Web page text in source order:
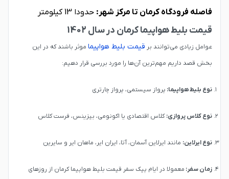
فاصله فرودگاه کرمان تا مرکز شهر: حدودا 13 کیلومتر
قیمت بلیط هواپیما کرمان در سال 1402
عوامل زیادی می‌توانند بر قیمت بلیط هواپیما موثر باشند که در این
بخش قصد داریم مهم‌ترین آن‌ها را مورد بررسی قرار دهیم:
نوع بلیط هواپیما: پرواز سیستمی، پرواز چارتری
نوع کلاس پروازی:کلاس اقتصادی یا اکونومی، بیزینس، فرست کلاس
نوع ایرلاین: مانند ایرلاین آسمان، آتا، ایران ایر، ماهان ایر و سایرین
زمان سفر: معمولا در ایام پیک سفر قیمت بلیط هواپیما کرمان از روزهای